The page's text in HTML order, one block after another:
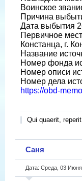
Воинское
Причина
Дата выбытия
Первичное
Констанца, г.
Название
Номер фонда
Номер описи
Номер дела
https://obd-
Qui quaerit, reperit
Саня
Дата: Среда, 03